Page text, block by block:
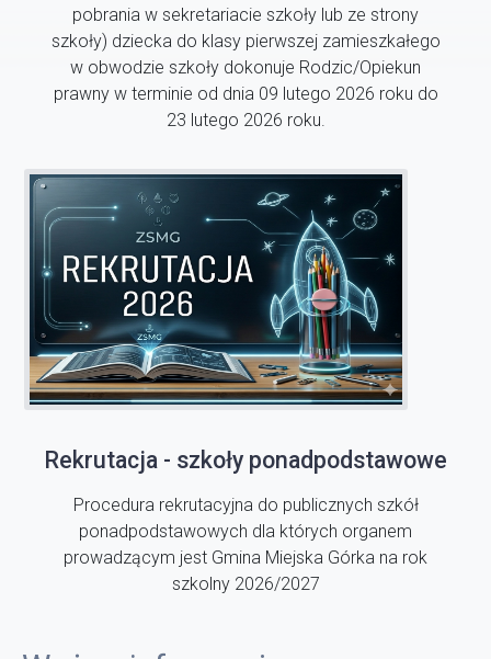
pobrania w sekretariacie szkoły lub ze strony
szkoły) dziecka do klasy pierwszej zamieszkałego
w obwodzie szkoły dokonuje Rodzic/Opiekun
prawny w terminie od dnia 09 lutego 2026 roku do
23 lutego 2026 roku.
Rekrutacja - szkoły ponadpodstawowe
Procedura rekrutacyjna do publicznych szkół
ponadpodstawowych dla których organem
prowadzącym jest Gmina Miejska Górka na rok
szkolny 2026/2027